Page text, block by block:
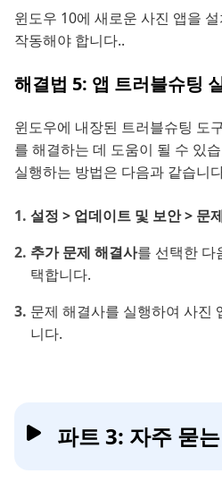
윈도우 10에 새로운 사진 앱을
작동해야 합니다..
해결법 5: 앱 트러블슈팅
윈도우에 내장된 트러블슈팅 도
를 해결하는 데 도움이 될 수 있
실행하는 방법은 다음과 같습니
설정 > 업데이트 및 보안 > 문
추가 문제 해결사를 선택한 다
택합니다.
문제 해결사를 실행하여 사진
니다.
파트 3: 자주 묻